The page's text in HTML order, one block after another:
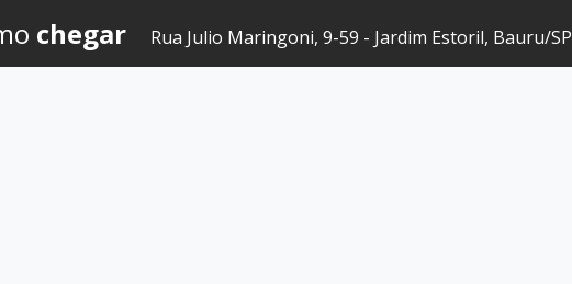
chegar Rua Julio Maringoni, 9-59 - Jardim Estoril, Bauru/SP